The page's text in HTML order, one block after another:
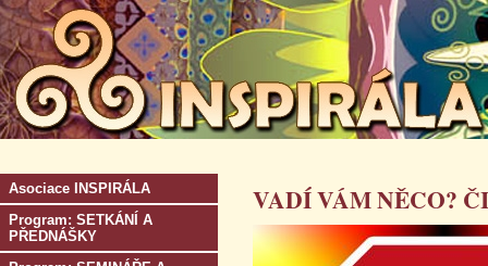
Asociace INSPIRÁLA
Program: SETKÁNÍ A
PŘEDNÁŠKY
VADÍ VÁM NĚCO?